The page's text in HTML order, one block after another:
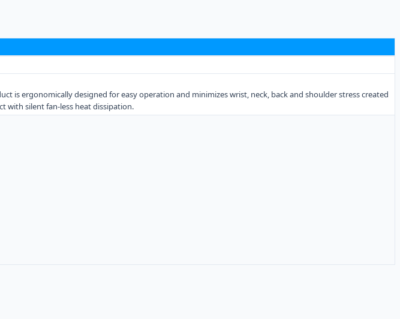
is ergonomically designed for easy operation and minimizes wrist, neck, back and shoulder stress created
with silent fan-less heat dissipation.